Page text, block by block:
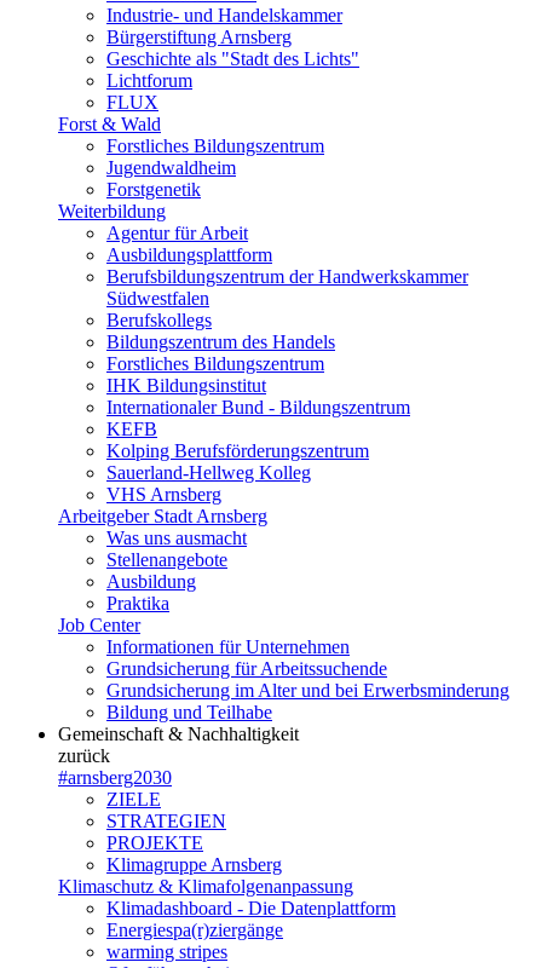
Industrie- und Handelskammer
Bürgerstiftung Arnsberg
Geschichte als "Stadt des Lichts"
Lichtforum
FLUX
Forst & Wald
Forstliches Bildungszentrum
Jugendwaldheim
Forstgenetik
Weiterbildung
Agentur für Arbeit
Ausbildungsplattform
Berufsbildungszentrum der Handwerkskammer
Südwestfalen
Berufskollegs
Bildungszentrum des Handels
Forstliches Bildungszentrum
IHK Bildungsinstitut
Internationaler Bund - Bildungszentrum
KEFB
Kolping Berufsförderungszentrum
Sauerland-Hellweg Kolleg
VHS Arnsberg
Arbeitgeber Stadt Arnsberg
Was uns ausmacht
Stellenangebote
Ausbildung
Praktika
Job Center
Informationen für Unternehmen
Grundsicherung für Arbeitssuchende
Grundsicherung im Alter und bei Erwerbsminderung
Bildung und Teilhabe
Gemeinschaft & Nachhaltigkeit
zurück
#arnsberg2030
ZIELE
STRATEGIEN
PROJEKTE
Klimagruppe Arnsberg
Klimaschutz & Klimafolgenanpassung
Klimadashboard - Die Datenplattform
Energiespa(r)ziergänge
warming stripes